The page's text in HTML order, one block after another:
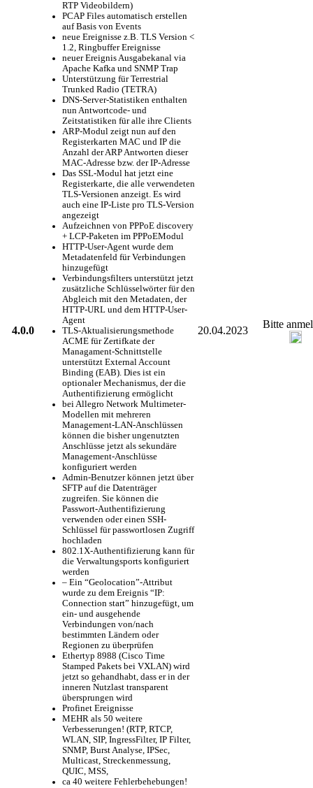
4.0.0
RTP Videobildern)
PCAP Files automatisch erstellen
auf Basis von Events
neue Ereignisse z.B. TLS Version <
1.2, Ringbuffer Ereignisse
neuer Ereignis Ausgabekanal via
Apache Kafka und SNMP Trap
Unterstützung für Terrestrial
Trunked Radio (TETRA)
DNS-Server-Statistiken enthalten
nun Antwortcode- und
Zeitstatistiken für alle ihre Clients
ARP-Modul zeigt nun auf den
Registerkarten MAC und IP die
Anzahl der ARP Antworten dieser
MAC-Adresse bzw. der IP-Adresse
Das SSL-Modul hat jetzt eine
Registerkarte, die alle verwendeten
TLS-Versionen anzeigt. Es wird
auch eine IP-Liste pro TLS-Version
angezeigt
Aufzeichnen von PPPoE discovery
+ LCP-Paketen im PPPoEModul
HTTP-User-Agent wurde dem
Metadatenfeld für Verbindungen
hinzugefügt
Verbindungsfilters unterstützt jetzt
zusätzliche Schlüsselwörter für den
Abgleich mit den Metadaten, der
HTTP-URL und dem HTTP-User-
Agent
TLS-Aktualisierungsmethode
ACME für Zertifkate der
Managament-Schnittstelle
unterstützt External Account
Binding (EAB). Dies ist ein
optionaler Mechanismus, der die
Authentifizierung ermöglicht
bei Allegro Network Multimeter-
Modellen mit mehreren
Management-LAN-Anschlüssen
können die bisher ungenutzten
Anschlüsse jetzt als sekundäre
Management-Anschlüsse
konfiguriert werden
Admin-Benutzer können jetzt über
SFTP auf die Datenträger
zugreifen. Sie können die
Passwort-Authentifizierung
verwenden oder einen SSH-
Schlüssel für passwortlosen Zugriff
hochladen
802.1X-Authentifizierung kann für
die Verwaltungsports konfiguriert
werden
– Ein “Geolocation”-Attribut
wurde zu dem Ereignis “IP:
Connection start” hinzugefügt, um
ein- und ausgehende
Verbindungen von/nach
bestimmten Ländern oder
Regionen zu überprüfen
Ethertyp 8988 (Cisco Time
Stamped Pakets bei VXLAN) wird
jetzt so gehandhabt, dass er in der
inneren Nutzlast transparent
übersprungen wird
Profinet Ereignisse
MEHR als 50 weitere
Verbesserungen! (RTP, RTCP,
WLAN, SIP, IngressFilter, IP Filter,
SNMP, Burst Analyse, IPSec,
Multicast, Streckenmessung,
QUIC, MSS,
ca 40 weitere Fehlerbehebungen!
20.04.2023
Bitte